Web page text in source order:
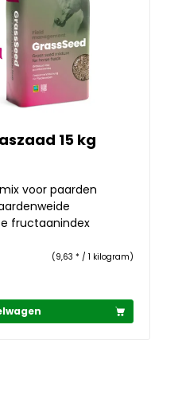
15 kg
voor paarden
fructaanindex
(9,63 * / 1 kilogram)